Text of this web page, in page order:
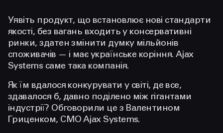
Уявіть продукт, що встановлює нові стандарти
якості, без вагань входить у консервативні
ринки, здатен змінити думку мільйонів
споживачів — і має українське коріння. Ajax
Systems саме така компанія.
Як їм вдалося конкурувати у світі, де все,
здавалося б, давно поділено між гігантами
індустрії? Обговорили це з Валентином
Гриценком, CMO Ajax Systems.